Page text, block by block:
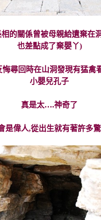
的關係曾被母親給遺棄在
也差點成了棄嬰丫)
悔尋回時在山洞發現有猛禽
小嬰兒孔子
真是太….神奇了
是偉人,從出生就有著許多